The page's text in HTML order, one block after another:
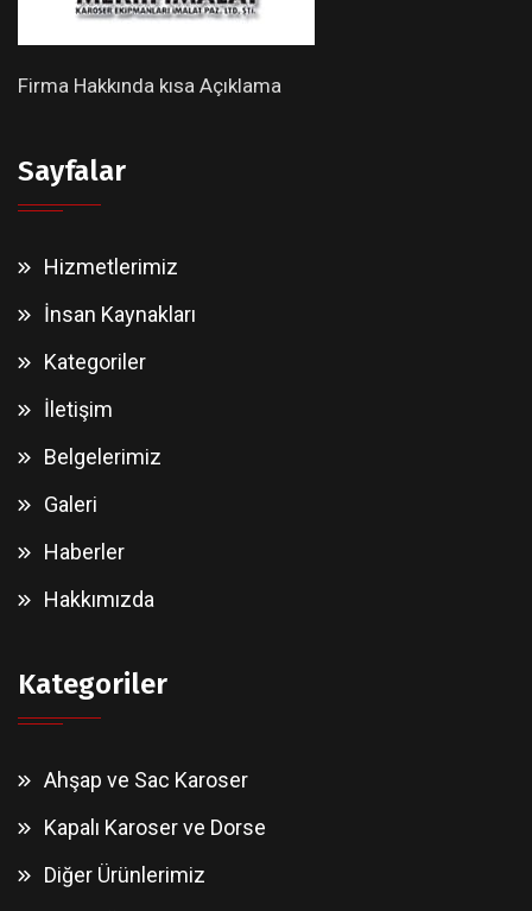
Firma Hakkında kısa Açıklama
Sayfalar
Hizmetlerimiz
İnsan Kaynakları
Kategoriler
İletişim
Belgelerimiz
Galeri
Haberler
Hakkımızda
Kategoriler
Ahşap ve Sac Karoser
Kapalı Karoser ve Dorse
Diğer Ürünlerimiz